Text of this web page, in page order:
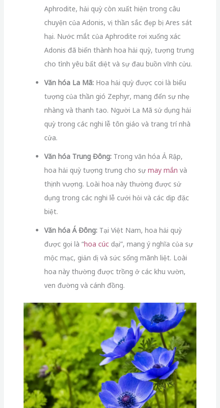
Aphrodite, hải quỳ còn xuất hiện trong câu
chuyện của Adonis, vị thần sắc đẹp bị Ares sát
hại. Nước mắt của Aphrodite rơi xuống xác
Adonis đã biến thành hoa hải quỳ, tượng trưng
cho tình yêu bất diệt và sự đau buồn vĩnh cửu.
Văn hóa La Mã:Hoa hải quỳ được coi là biểu
tượng của thần gió Zephyr, mang đến sự nhẹ
nhàng và thanh tao. Người La Mã sử dụng hải
quỳ trong các nghi lễ tôn giáo và trang trí nhà
cửa.
Văn hóa Trung Đông:Trong văn hóa Ả Rập,
hoa hải quỳ tượng trưng cho sự may mắn và
thịnh vượng. Loài hoa này thường được sử
dụng trong các nghi lễ cưới hỏi và các dịp đặc
biệt.
Văn hóa Á Đông:Tại Việt Nam, hoa hải quỳ
được gọi là “hoa cúcdại”, mang ý nghĩa của sự
mộc mạc, giản dị và sức sống mãnh liệt. Loài
hoa này thường được trồng ở các khu vườn,
ven đường và cánh đồng.